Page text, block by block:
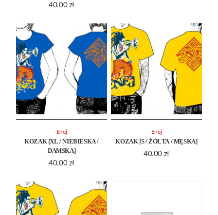
40.00 zł
KOZAK [XL / NIEBIESKA /
DAMSKA]
40.00 zł
Enej
KOZAK [S / ŻÓŁTA / MĘSKA]
40.00 zł
Enej